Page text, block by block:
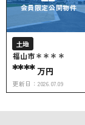
会員限定公開物件
土地
福山市＊＊＊＊
****万円
更新日： 2026.07.09